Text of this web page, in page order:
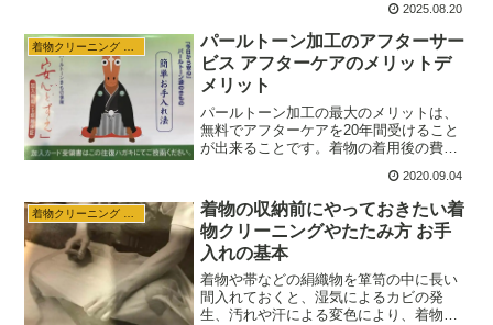
汚れです。汗のケアに関する悩み、解決
策をいくつかご紹介します。
2025.08.20
パールトーン加工のアフターサー
ビス アフターケアのメリットデ
メリット
パールトーン加工の最大のメリットは、
無料でアフターケアを20年間受けること
が出来ることです。着物の着用後の費用
ですが、実際には必ずしも20年間の期
間、無料でアフターケアを受けることが
出来るわけではありません。メリットデ
メリットがありますが、着物ライフによ
っては安く綺麗を実現できる魅力的なサ
ービスです。
2020.09.04
着物の収納前にやっておきたい着
物クリーニングやたたみ方 お手
入れの基本
着物や帯などの絹織物を箪笥の中に長い
間入れておくと、湿気によるカビの発
生、汚れや汗による変色により、着物や